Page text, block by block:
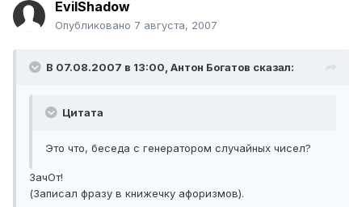
EvilShadow
Опубликовано 7 августа, 2007
В 07.08.2007 в 13:00, Антон Богатов сказал:
Цитата
Это что, беседа с генератором случайных чисел?
ЗачОт!
(Записал фразу в книжечку афоризмов).